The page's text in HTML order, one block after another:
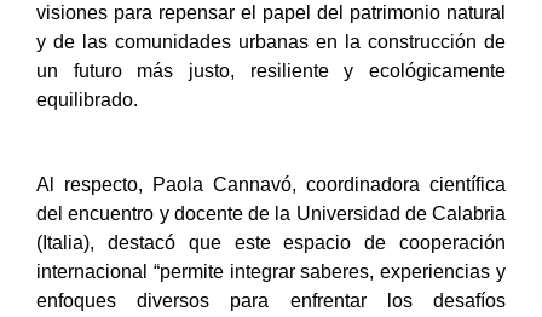
visiones para repensar el papel del patrimonio natural
y de las comunidades urbanas en la construcción de
un futuro más justo, resiliente y ecológicamente
equilibrado.
Al respecto, Paola Cannavó, coordinadora científica
del encuentro y docente de la Universidad de Calabria
(Italia), destacó que este espacio de cooperación
internacional “permite integrar saberes, experiencias y
enfoques diversos para enfrentar los desafíos